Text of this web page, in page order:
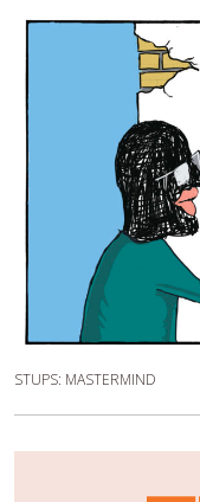
STUPS: MASTERMIND